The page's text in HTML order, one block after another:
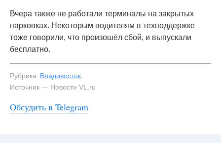
Вчера также не работали терминалы на закрытых
парковках. Некоторым водителям в техподдержке
тоже говорили, что произошёл сбой, и выпускали
бесплатно.
Рубрика: Владивосток
Источник — Новости VL.ru
Обсудить в Telegram